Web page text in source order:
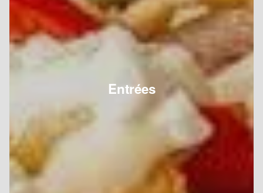
Entrées